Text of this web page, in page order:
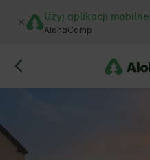
Użyj aplikacji mobilnej
AlohaCamp